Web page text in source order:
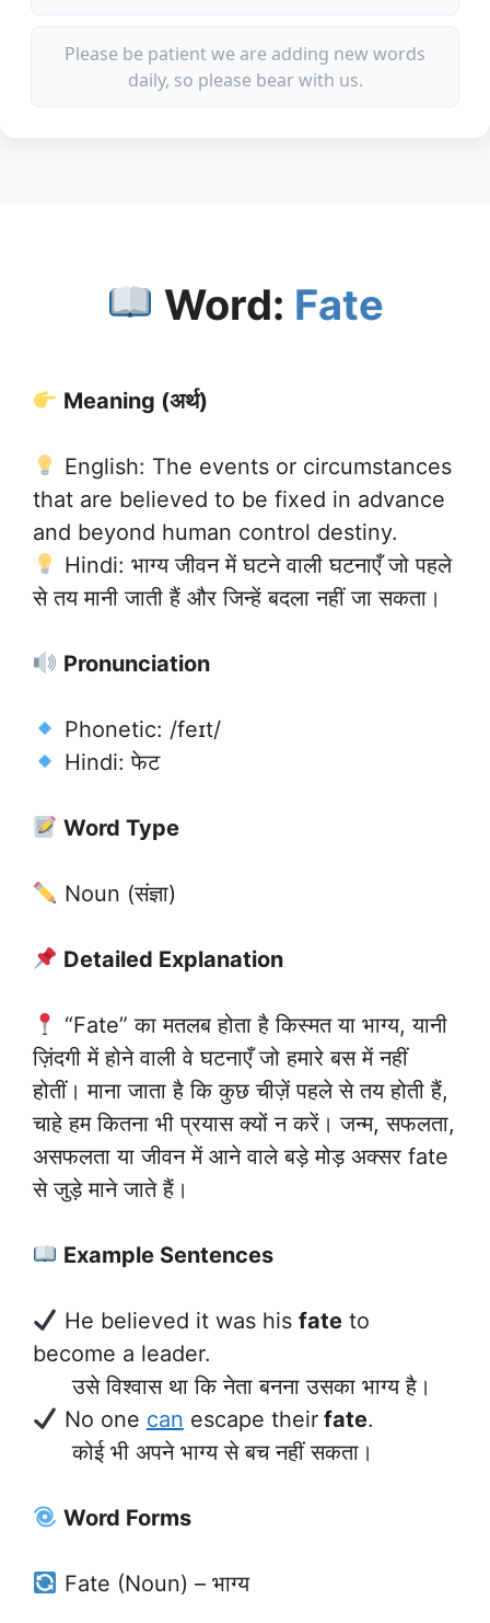
Please be patient we are adding new words
daily, so please bear with us.
Word: Fate
Meaning (अर्थ)
English: The events or circumstances
that are believed to be fixed in advance
and beyond human control destiny.
Hindi: भाग्य जीवन में घटने वाली घटनाएँ जो पहले
से तय मानी जाती हैं और जिन्हें बदला नहीं जा सकता।
Pronunciation
Phonetic: /feɪt/
Hindi: फेट
Word Type
Noun (संज्ञा)
Detailed Explanation
“Fate” का मतलब होता है किस्मत या भाग्य, यानी
ज़िंदगी में होने वाली वे घटनाएँ जो हमारे बस में नहीं
होतीं। माना जाता है कि कुछ चीज़ें पहले से तय होती हैं,
चाहे हम कितना भी प्रयास क्यों न करें। जन्म, सफलता,
असफलता या जीवन में आने वाले बड़े मोड़ अक्सर fate
से जुड़े माने जाते हैं।
Example Sentences
He believed it was his fateto
become a leader.
उसे विश्वास था कि नेता बनना उसका भाग्य है।
No one can escape theirfate.
कोई भी अपने भाग्य से बच नहीं सकता।
Word Forms
Fate (Noun) – भाग्य